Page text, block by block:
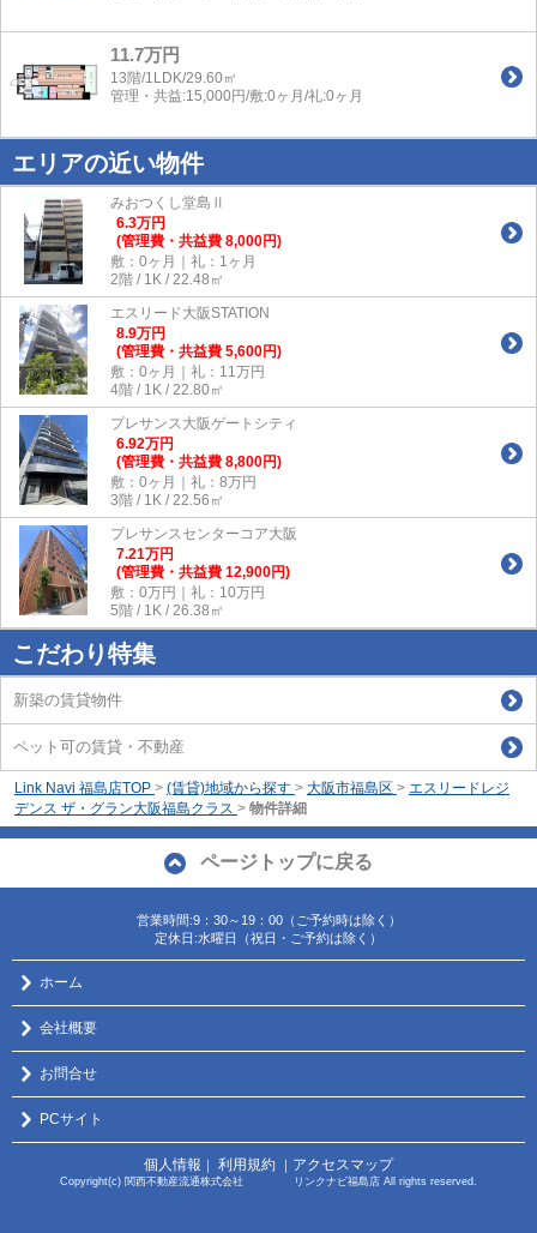
11.7万円
13階/1LDK/29.60㎡
管理・共益:15,000円/敷:0ヶ月/礼:0ヶ月
エリアの近い物件
みおつくし堂島Ⅱ
6.3万円
(管理費・共益費 8,000円)
敷：0ヶ月｜礼：1ヶ月
2階 / 1K / 22.48㎡
エスリード大阪STATION
8.9万円
(管理費・共益費 5,600円)
敷：0ヶ月｜礼：11万円
4階 / 1K / 22.80㎡
プレサンス大阪ゲートシティ
6.92万円
(管理費・共益費 8,800円)
敷：0ヶ月｜礼：8万円
3階 / 1K / 22.56㎡
プレサンスセンターコア大阪
7.21万円
(管理費・共益費 12,900円)
敷：0万円｜礼：10万円
5階 / 1K / 26.38㎡
こだわり特集
新築の賃貸物件
ペット可の賃貸・不動産
Link Navi 福島店TOP > (賃貸)地域から探す > 大阪市福島区 > エスリードレジ
デンス ザ・グラン大阪福島クラス > 物件詳細
ページトップに戻る
営業時間:9：30～19：00（ご予約時は除く）
定休日:水曜日（祝日・ご予約は除く）
ホーム
会社概要
お問合せ
PCサイト
個人情報 ｜ 利用規約 ｜ アクセスマップ
Copyright(c) 関西不動産流通株式会社 リンクナビ福島店 All rights reserved.